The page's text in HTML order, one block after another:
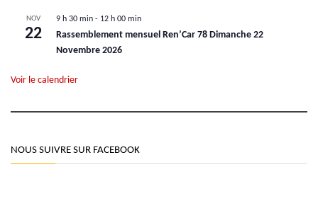
NOV
22
9 h 30 min - 12 h 00 min
Rassemblement mensuel Ren’Car 78 Dimanche 22
Novembre 2026
Voir le calendrier
NOUS SUIVRE SUR FACEBOOK